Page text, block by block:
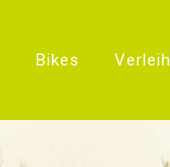
Bikes Verleih